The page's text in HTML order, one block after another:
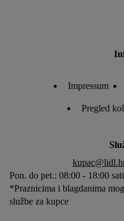
Impressum
Pregled
Pon. do pet.: 08:00 - 18:00
*Praznicima i blagdanima
službe za kupce